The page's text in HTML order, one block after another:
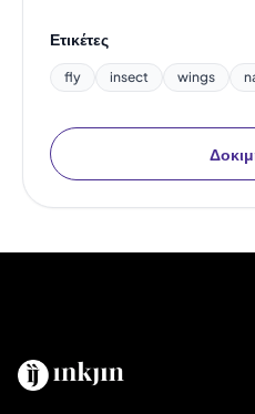
Ετικέτες
fly insect wings